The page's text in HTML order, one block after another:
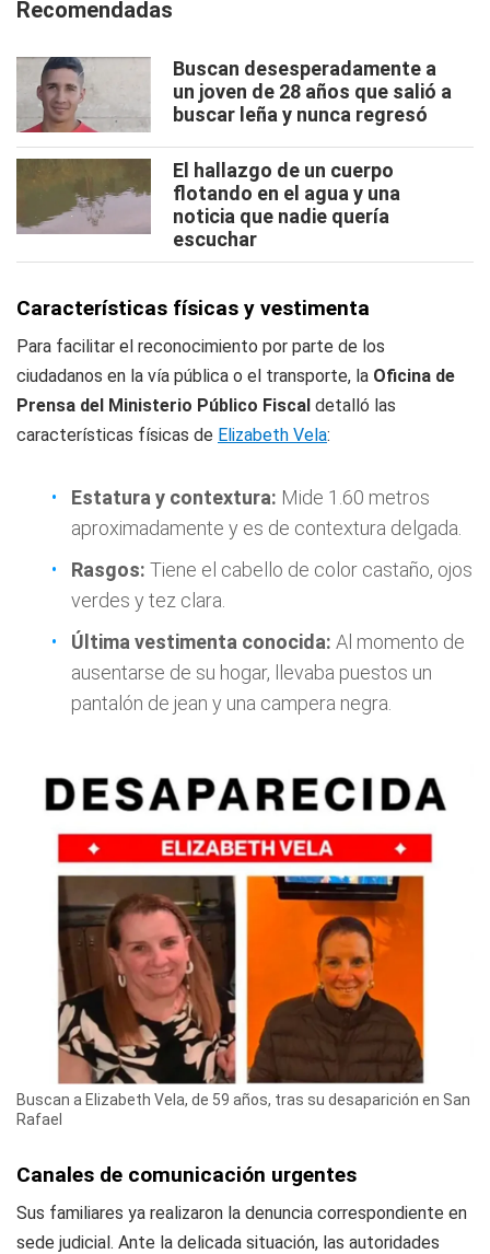
Recomendadas
Buscan desesperadamente a
un joven de 28 años que salió a
buscar leña y nunca regresó
El hallazgo de un cuerpo
flotando en el agua y una
noticia que nadie quería
escuchar
Características físicas y vestimenta
Para facilitar el reconocimiento por parte de los
ciudadanos en la vía pública o el transporte, la Oficina de
Prensa del Ministerio Público Fiscal detalló las
características físicas de Elizabeth Vela:
Estatura y contextura: Mide 1.60 metros
aproximadamente y es de contextura delgada.
Rasgos: Tiene el cabello de color castaño, ojos
verdes y tez clara.
Última vestimenta conocida: Al momento de
ausentarse de su hogar, llevaba puestos un
pantalón de jean y una campera negra.
Buscan a Elizabeth Vela, de 59 años, tras su desaparición en San
Rafael
Canales de comunicación urgentes
Sus familiares ya realizaron la denuncia correspondiente en
sede judicial. Ante la delicada situación, las autoridades